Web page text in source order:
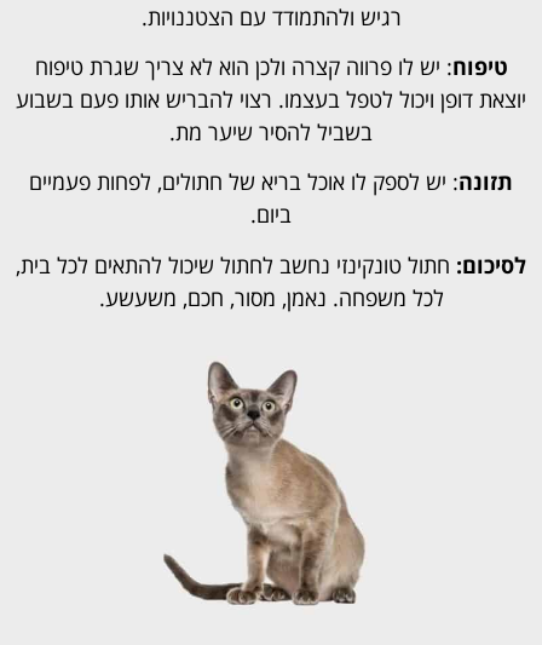
רגיש ולהתמודד עם הצטננויות.
טיפוח: יש לו פרווה קצרה ולכן הוא לא צריך שגרת טיפוח
יוצאת דופן ויכול לטפל בעצמו. רצוי להבריש אותו פעם בשבוע
בשביל להסיר שיער מת.
תזונה: יש לספק לו אוכל בריא של חתולים, לפחות פעמיים
ביום.
לסיכום: חתול טונקינזי נחשב לחתול שיכול להתאים לכל בית,
לכל משפחה. נאמן, מסור, חכם, משעשע.